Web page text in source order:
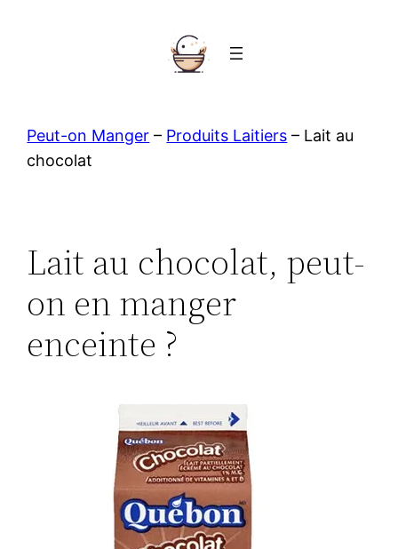
Peut-on Manger – Produits Laitiers – Lait au
chocolat
Lait au chocolat, peut-
on en manger
enceinte ?